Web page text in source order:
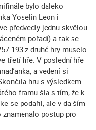
bylo daleko
Yoselin Leon i
předvedly jednu skvělou
pořadí) a tak se
193 z druhé hry muselo
třetí hře. V poslední hře
a vedení si
hru s výsledkem
framu šla s tím, že k
se podařil, ale v dalším
postup pro